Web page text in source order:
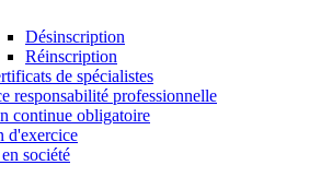
Désinscription
Réinscription
de spécialistes
responsabilité professionnelle
continue obligatoire
d'exercice
société